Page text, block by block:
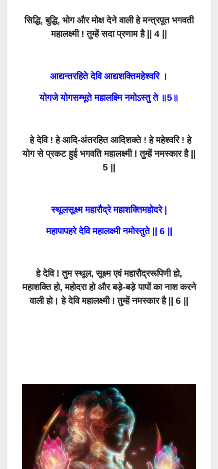
सिद्धि, बुद्धि, भोग और मोक्ष देने वाली हे मन्त्रपूत भगवती
महालक्ष्मी ! तुम्हें सदा प्रणाम है || 4 ||
आद्यन्तरहिते देवि आद्यशक्तिमहेश्वरि ।
योगजे योगसम्भूते महालक्ष्मि नमोऽस्तु ते ॥5॥
हे देवि ! हे आदि-अंतरहित आदिशक्ते ! हे महेश्वरि ! हे
योग से प्रकट हुई भगवति महालक्ष्मी ! तुम्हें नमस्कार है ||
5 ||
स्थूलसूक्ष्म महारौद्रे महाशक्तिमहोदरे |
महापापहरे देवि महालक्ष्मी नमोस्तुते || 6 ||
हे देवि ! तुम स्थूल, सूक्ष्म एवं महारौद्ररूपिणी हो,
महाशक्ति हो, महोदरा हो और बड़े-बड़े पापों का नाश करने
वाली हो। हे देवि महालक्ष्मी ! तुम्हें नमस्कार है || 6 ||